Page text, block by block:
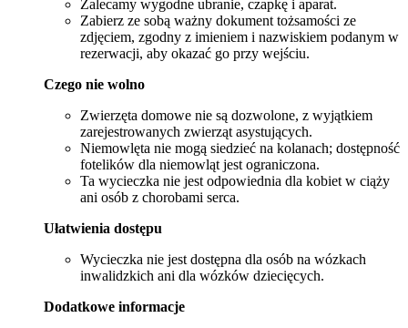
Zalecamy wygodne ubranie, czapkę i aparat.
Zabierz ze sobą ważny dokument tożsamości ze
zdjęciem, zgodny z imieniem i nazwiskiem podanym w
rezerwacji, aby okazać go przy wejściu.
Czego nie wolno
Zwierzęta domowe nie są dozwolone, z wyjątkiem
zarejestrowanych zwierząt asystujących.
Niemowlęta nie mogą siedzieć na kolanach; dostępność
fotelików dla niemowląt jest ograniczona.
Ta wycieczka nie jest odpowiednia dla kobiet w ciąży
ani osób z chorobami serca.
Ułatwienia dostępu
Wycieczka nie jest dostępna dla osób na wózkach
inwalidzkich ani dla wózków dziecięcych.
Dodatkowe informacje